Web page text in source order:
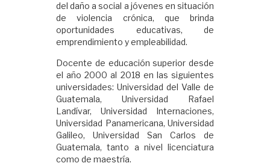
del daño a social a jóvenes en situación
de violencia crónica, que brinda
oportunidades educativas, de
emprendimiento y empleabilidad.
Docente de educación superior desde
el año 2000 al 2018 en las siguientes
universidades: Universidad del Valle de
Guatemala, Universidad Rafael
Landívar, Universidad Internaciones,
Universidad Panamericana, Universidad
Galileo, Universidad San Carlos de
Guatemala, tanto a nivel licenciatura
como de maestría.